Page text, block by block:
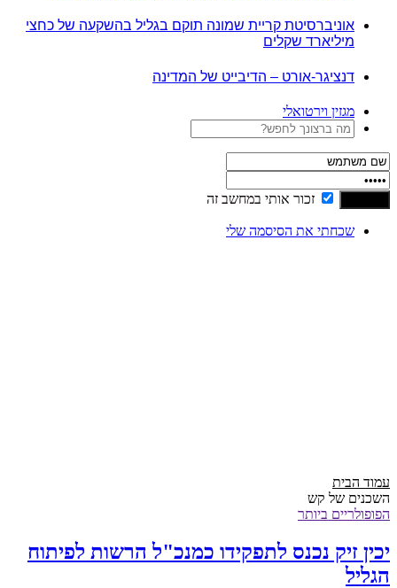
אוניברסיטת קריית שמונה תוקם בגליל בהשקעה של כחצי
מיליארד שקלים
דנציגר-אורט – הדיבייט של המדינה
מגזין וירטואלי
זכור אותי במחשב זה
שכחתי את הסיסמה שלי
עמוד הבית
השכנים של קש
הפופולריים ביותר
יכין זיק נכנס לתפקידו כמנכ"ל הרשות לפיתוח
הגליל